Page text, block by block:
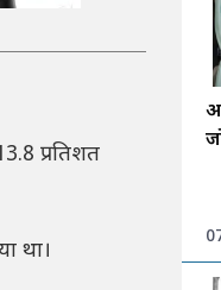
प्रतिशत
था।